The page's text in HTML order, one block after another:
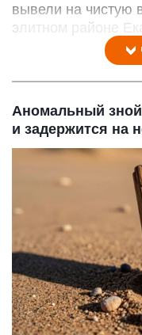
вывели на чистую
элитном районе
Аномальный зной
и задержится на